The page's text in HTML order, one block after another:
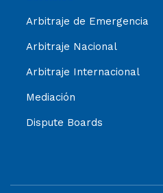
Arbitraje de Emergencia
Arbitraje Nacional
Arbitraje Internacional
Mediación
Dispute Boards